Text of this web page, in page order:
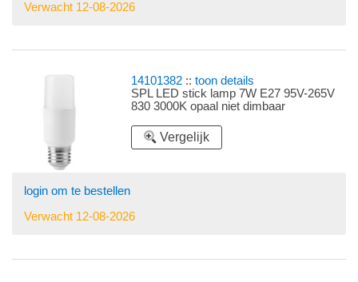
Verwacht 12-08-2026
14101382 ::toon details
SPL LED stick lamp 7W E27 95V-265V
830 3000K opaal niet dimbaar
Vergelijk
login om te bestellen
Verwacht 12-08-2026